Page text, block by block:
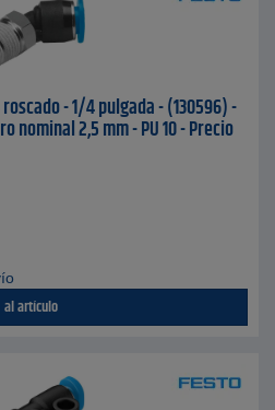
roscado - 1/4 pulgada - (130596) -
nominal 2,5 mm - PU 10 - Precio
al artículo